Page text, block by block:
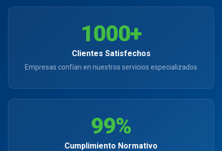
1000+
Clientes Satisfechos
Empresas confían en nuestros servicios especializados
99%
Cumplimiento Normativo